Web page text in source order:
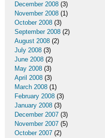
December 2008 (3)
November 2008 (1)
October 2008 (3)
September 2008 (2)
August 2008 (2)
July 2008 (3)
June 2008 (2)
May 2008 (3)
April 2008 (3)
March 2008 (1)
February 2008 (3)
January 2008 (3)
December 2007 (3)
November 2007 (5)
October 2007 (2)